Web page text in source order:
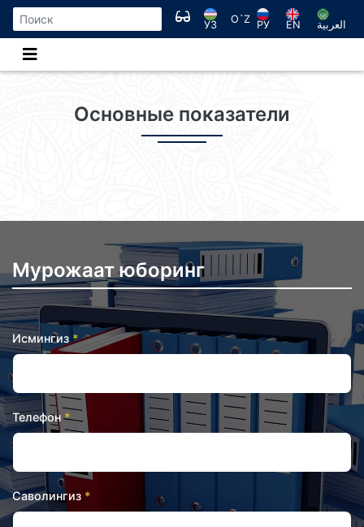
УЗ
O`Z
РУ EN العربية
Основные показатели
Мурожаат юборинг
Исмингиз
Телефон
Саволингиз